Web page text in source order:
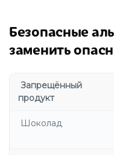
Безопасные
заменить
Запрещённый
продукт
Шоколад